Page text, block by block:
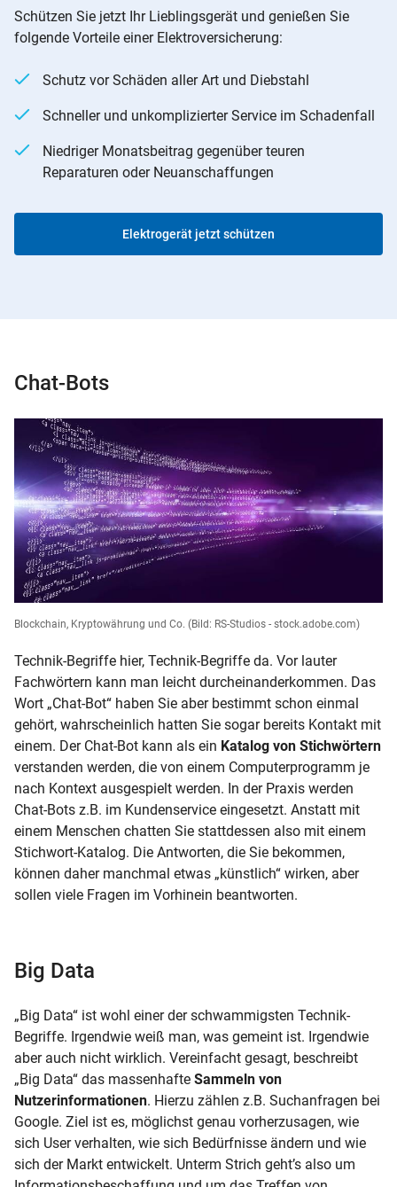
Schützen Sie jetzt Ihr Lieblingsgerät und genießen Sie
folgende Vorteile einer Elektroversicherung:
Schutz vor Schäden aller Art und Diebstahl
Schneller und unkomplizierter Service im Schadenfall
Niedriger Monatsbeitrag gegenüber teuren
Reparaturen oder Neuanschaffungen
Elektrogerät jetzt schützen
Chat-Bots
Blockchain, Kryptowährung und Co. (Bild: RS-Studios - stock.adobe.com)
Technik-Begriffe hier, Technik-Begriffe da. Vor lauter
Fachwörtern kann man leicht durcheinanderkommen. Das
Wort „Chat-Bot“ haben Sie aber bestimmt schon einmal
gehört, wahrscheinlich hatten Sie sogar bereits Kontakt mit
einem. Der Chat-Bot kann als ein Katalog von Stichwörtern
verstanden werden, die von einem Computerprogramm je
nach Kontext ausgespielt werden. In der Praxis werden
Chat-Bots z.B. im Kundenservice eingesetzt. Anstatt mit
einem Menschen chatten Sie stattdessen also mit einem
Stichwort-Katalog. Die Antworten, die Sie bekommen,
können daher manchmal etwas „künstlich“ wirken, aber
sollen viele Fragen im Vorhinein beantworten.
Big Data
„Big Data“ ist wohl einer der schwammigsten Technik-
Begriffe. Irgendwie weiß man, was gemeint ist. Irgendwie
aber auch nicht wirklich. Vereinfacht gesagt, beschreibt
„Big Data“ das massenhafte Sammeln von
Nutzerinformationen. Hierzu zählen z.B. Suchanfragen bei
Google. Ziel ist es, möglichst genau vorherzusagen, wie
sich User verhalten, wie sich Bedürfnisse ändern und wie
sich der Markt entwickelt. Unterm Strich geht’s also um